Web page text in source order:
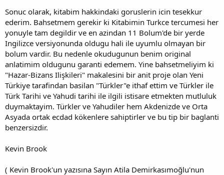
Sonuc olarak, kitabim hakkindaki goruslerin icin tesekkur
ederim. Bahsetmem gerekir ki Kitabimin Turkce tercumesi her
yonuyle tam degildir ve en azindan 11 Bolum'de bir yerde
Ingilizce versiyonunda oldugu hali ile uyumlu olmayan bir
bolum vardir. Bu nedenle okudugunun benim original
anlatimim oldugunu garanti edemem. Yine bahsetmeliyim ki
"Hazar-Bizans Ilişkileri" makalesini bir anit proje olan Yeni
Türkiye tarafindan basilan "Türkler"e ithaf ettim ve Türkler ile
Türk Tarihi ve Yahudi tarihi ile ilgili istisare etmekten mutluluk
duymaktayim. Türkler ve Yahudiler hem Akdenizde ve Orta
Asyada ortak ecdad kökenlere sahiptirler ve bu tip bir baglanti
benzersizdir.
Kevin Brook
( Kevin Brook'un yazısına Sayın Atila Demirkasımoğlu'nun